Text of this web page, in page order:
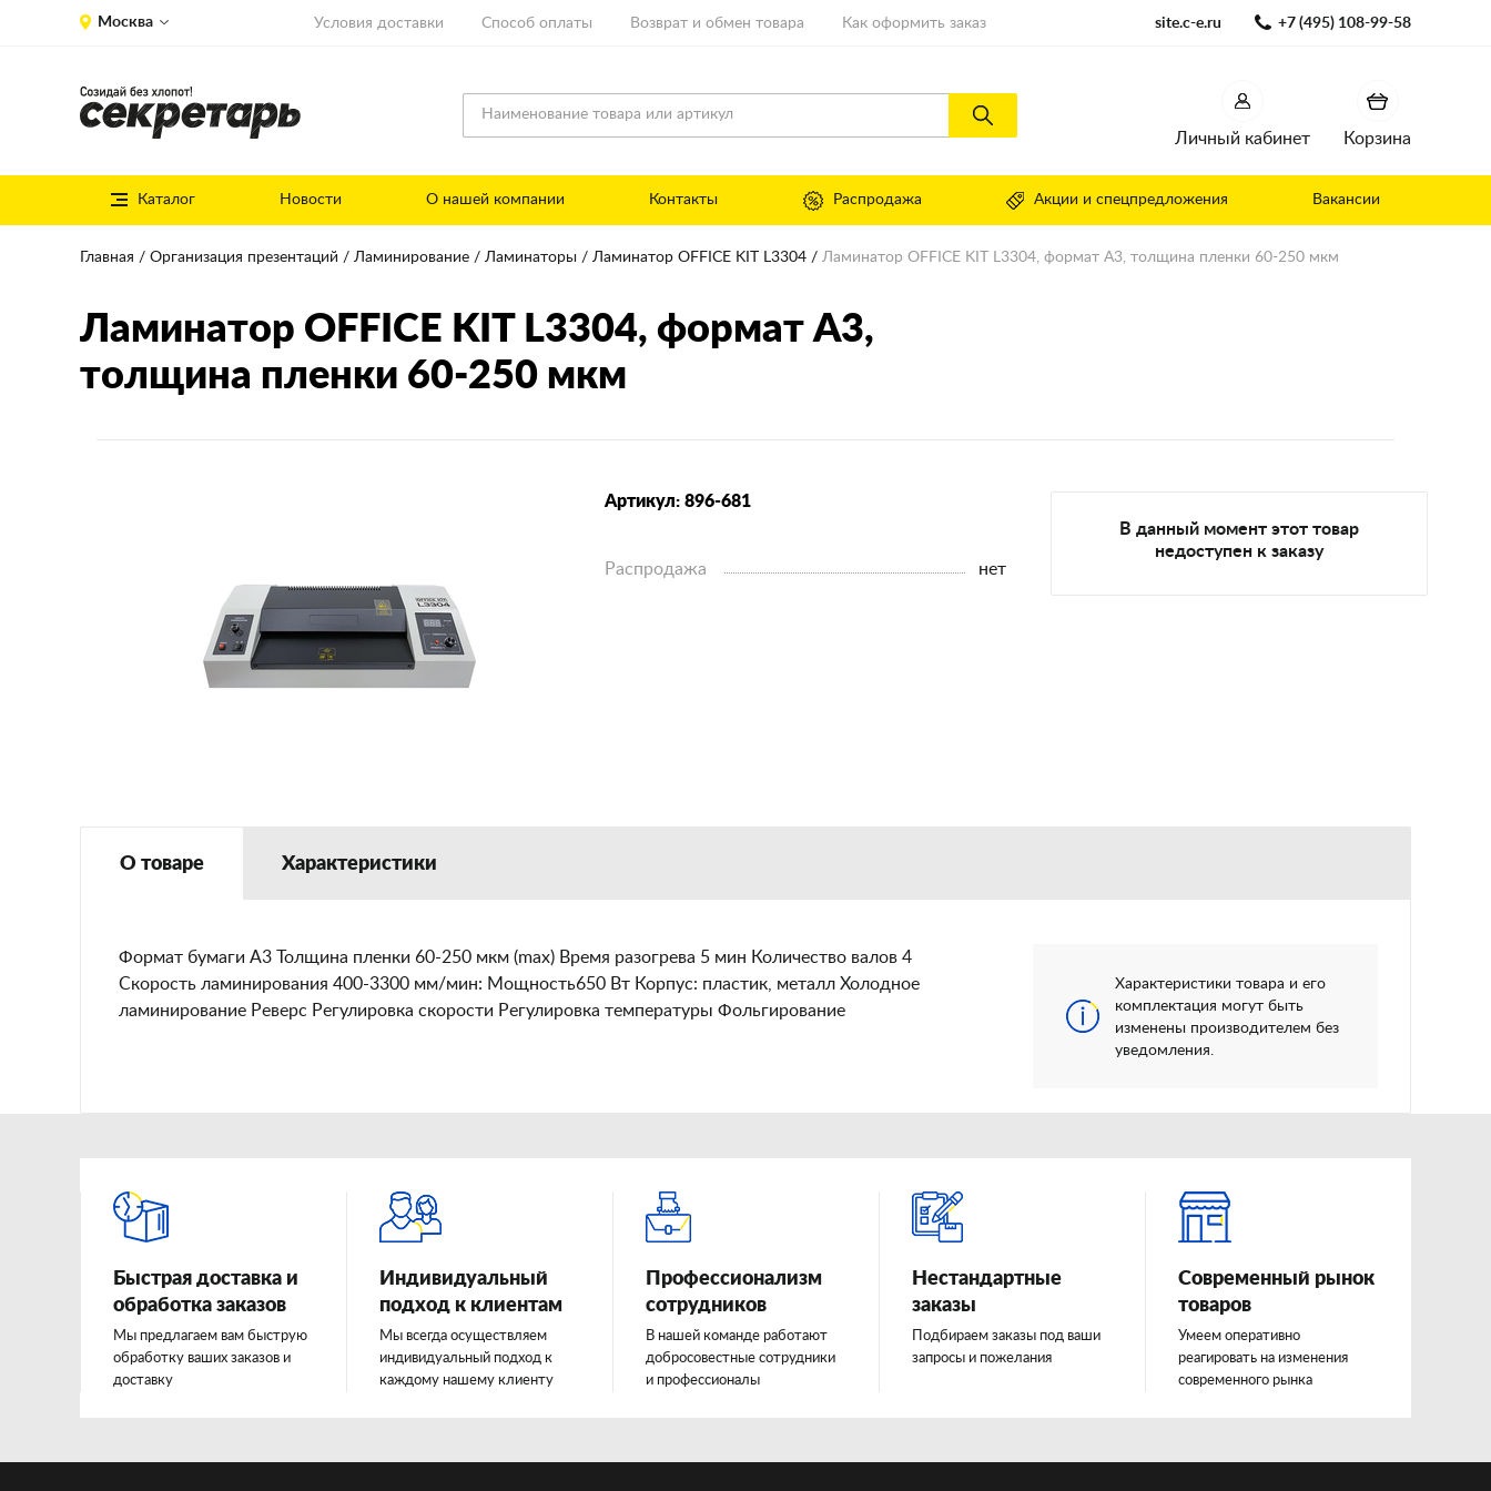
Москва Условия доставки Способ оплаты Возврат и обмен товара Как оформить заказ site.c-e.ru +7 (495) 108-99-58
Личный кабинет Корзина
Каталог Новости О нашей компании Контакты Распродажа Акции и спецпредложения Вакансии
Главная Организация презентаций Ламинирование Ламинаторы Ламинатор OFFICE KIT L3304 Ламинатор OFFICE KIT L3304, формат А3, толщина пленки 60-250 мкм
Ламинатор OFFICE KIT L3304, формат А3,
толщина пленки 60-250 мкм
Артикул: 896-681
Распродажа нет
В данный момент этот товар
недоступен к заказу
О товаре Характеристики
Формат бумаги A3 Толщина пленки 60-250 мкм (max) Время разогрева 5 мин Количество валов 4
Скорость ламинирования 400-3300 мм/мин: Мощность650 Вт Корпус: пластик, металл Холодное
ламинирование Реверс Регулировка скорости Регулировка температуры Фольгирование
Характеристики товара и его
комплектация могут быть
изменены производителем без
уведомления.
Быстрая доставка и
обработка заказов
Мы предлагаем вам быструю
обработку ваших заказов и
доставку
Индивидуальный
подход к клиентам
Мы всегда осуществляем
индивидуальный подход к
каждому нашему клиенту
Профессионализм
сотрудников
В нашей команде работают
добросовестные сотрудники
и профессионалы
Нестандартные
заказы
Подбираем заказы под ваши
запросы и пожелания
Современный рынок
товаров
Умеем оперативно
реагировать на изменения
современного рынка